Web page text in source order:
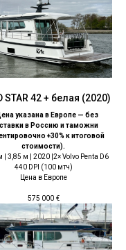
STAR 42 + белая (2020)
указана в Европе — без
в Россию и таможни
+30% к итоговой
стоимости).
| 3,85 м | 2020 |2× Volvo Penta D6
440 DPI (100 мтч)
Цена в Европе
575 000 €